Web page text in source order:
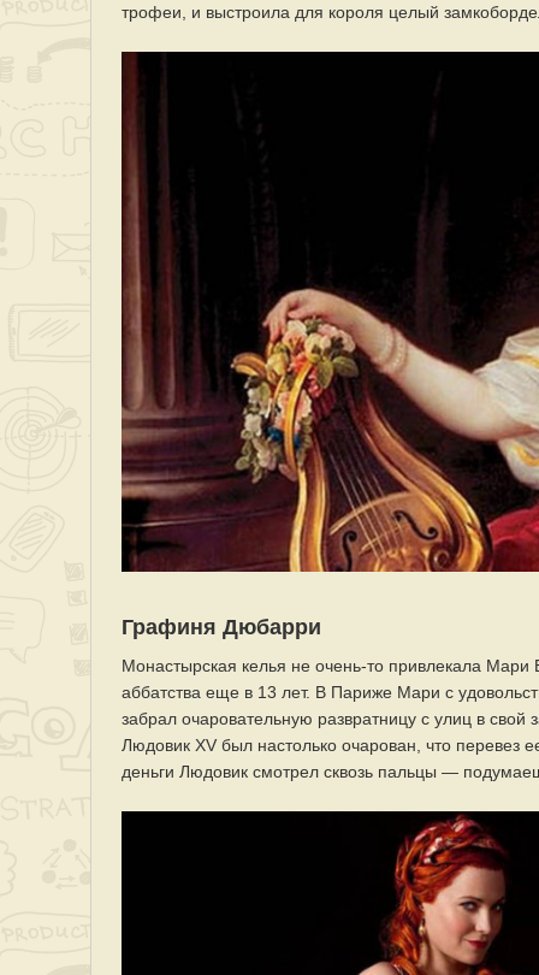
трофеи, и выстроила для короля целый
Графиня Дюбарри
Монастырская келья не очень-то привлекала
аббатства еще в 13 лет. В Париже Мари с
забрал очаровательную развратницу с улиц в
Людовик XV был настолько очарован, что
деньги Людовик смотрел сквозь пальцы —